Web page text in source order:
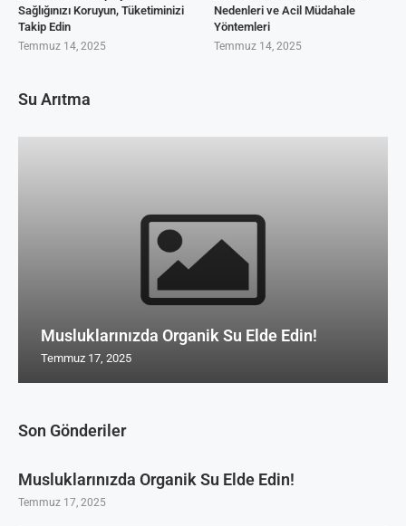
Son Gönderiler
Musluklarınızda Organik Su Elde Edin!
Temmuz 17, 2025
Sağlığınızı Koruyun, Tüketiminizi
Takip Edin
Temmuz 14, 2025
Nedenleri ve Acil Müdahale
Yöntemleri
Temmuz 14, 2025
Su Arıtma
Musluklarınızda Organik Su Elde Edin!
Temmuz 17, 2025